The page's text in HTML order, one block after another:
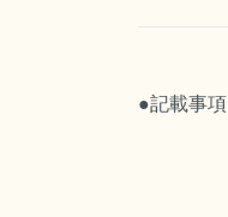
●記載事項